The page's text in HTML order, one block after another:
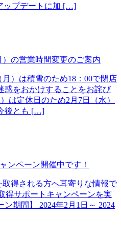
ップデートに加 […]
の営業時間変更のご案内
）は積雪のため18：00で閉店
惑をおかけすることをお詫び
は定休日のため2月7日（水）
後とも […]
ンペーン開催中です！
得される方へ耳寄りな情報で
得サポートキャンペーンを実
期間】 2024年2月1日～ 2024